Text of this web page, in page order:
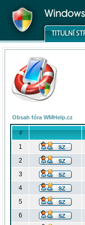
Obsah fóra WMHelp.cz
#
1
2
3
4
5
6